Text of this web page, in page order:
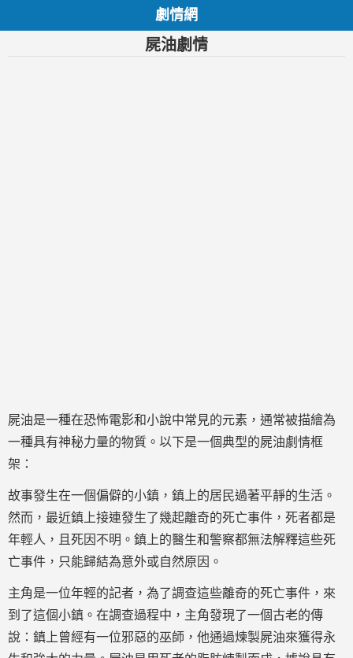
劇情網
屍油劇情
屍油是一種在恐怖電影和小說中常見的元素，通常被描繪為
一種具有神秘力量的物質。以下是一個典型的屍油劇情框
架：
故事發生在一個偏僻的小鎮，鎮上的居民過著平靜的生活。
然而，最近鎮上接連發生了幾起離奇的死亡事件，死者都是
年輕人，且死因不明。鎮上的醫生和警察都無法解釋這些死
亡事件，只能歸結為意外或自然原因。
主角是一位年輕的記者，為了調查這些離奇的死亡事件，來
到了這個小鎮。在調查過程中，主角發現了一個古老的傳
說：鎮上曾經有一位邪惡的巫師，他通過煉製屍油來獲得永